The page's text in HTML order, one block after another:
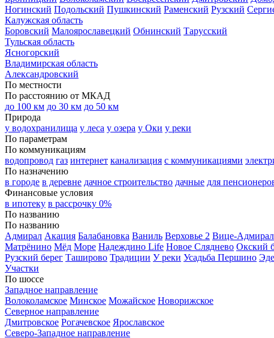
Ногинский Подольский Пушкинский Раменский Рузский
Калужская область
Боровский Малоярославецкий Обнинский Тарусский
Тульская область
Ясногорский
Владимирская область
Александровский
По местности
По расстоянию от МКАД
до 100 км до 30 км до 50 км
Природа
у водохранилища у леса у озера у Оки у реки
По параметрам
По коммуникациям
водопровод газ интернет канализация с коммуникациями
По назначению
в городе в деревне дачное строительство дачные для
Финансовые условия
в ипотеку в рассрочку 0%
По названию
По названию
Адмирал Акация Балабановка Ваниль Верховье 2 Вице-Адмирал
Матрёнино Мёд Море Надеждино Life Новое Сляднево Окский
Рузский берег Таширово Традиции У реки Усадьба Першино
Участки
По шоссе
Западное направление
Волоколамское Минское Можайское Новорижское
Северное направление
Дмитровское Рогачевское Ярославское
Северо-Западное направление